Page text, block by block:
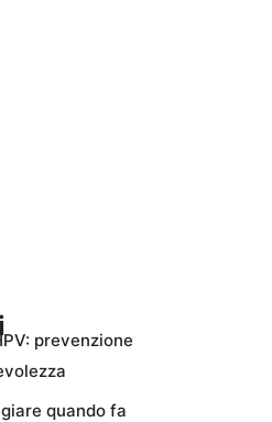
prevenzione
quando fa